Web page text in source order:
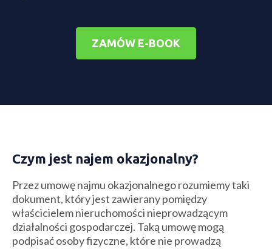
ZAMÓW E-BOOK
Czym jest najem okazjonalny?
Przez umowę najmu okazjonalnego rozumiemy taki
dokument, który jest zawierany pomiędzy
właścicielem nieruchomości nieprowadzącym
działalności gospodarczej. Taką umowę mogą
podpisać osoby fizyczne, które nie prowadzą